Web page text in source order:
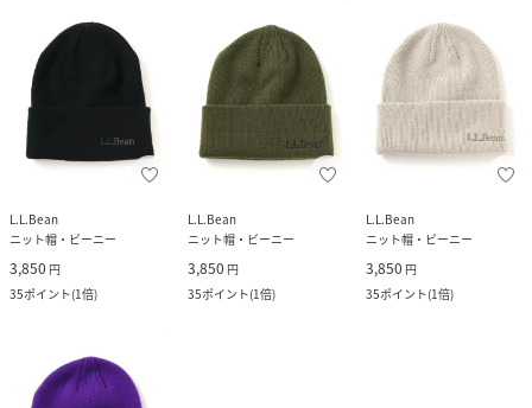
L.L.Bean
ニット帽・ビーニー
3,850 円
35ポイント(1倍)
L.L.Bean
ニット帽・ビーニー
3,850 円
35ポイント(1倍)
L.L.Bean
ニット帽・ビーニー
3,850 円
35ポイント(1倍)